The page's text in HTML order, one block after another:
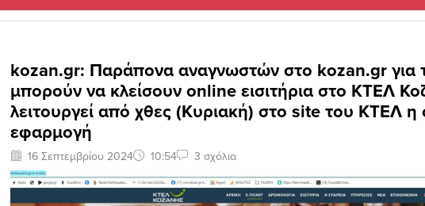
kozan.gr: Παράπονα αναγνωστών στο kozan.gr για
μπορούν να κλείσουν online εισιτήρια στο ΚΤΕΛ
λειτουργεί από χθες (Κυριακή) στο site του ΚΤΕΛ
εφαρμογή
16 Σεπτεμβρίου 2024 10:54 3 σχόλια